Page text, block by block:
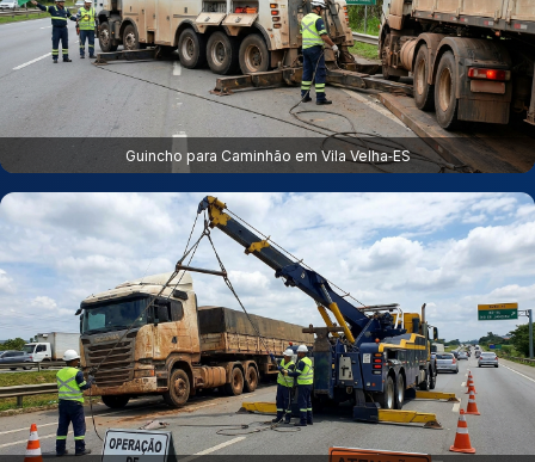
Guincho para Caminhão em Vila Velha‑ES